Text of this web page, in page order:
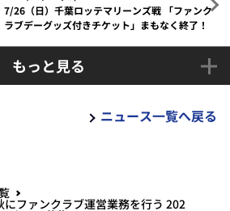
7/26（日）千葉ロッテマリーンズ戦 「ファンク
ラブデーグッズ付きチケット」まもなく終了！
もっと見る
ニュース一覧へ戻る
にファンクラブ運営業務を行う 202